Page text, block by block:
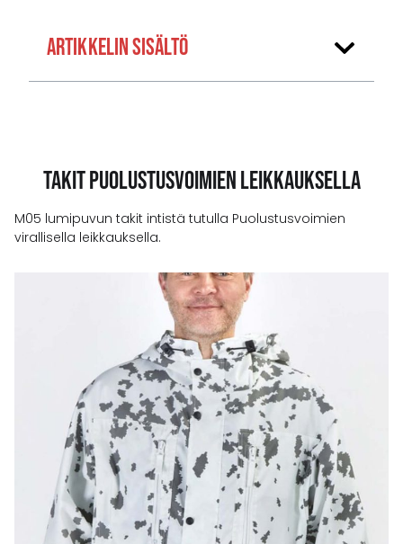
Artikkelin Sisältö
Takit Puolustusvoimien leikkauksella
M05 lumipuvun takit intistä tutulla Puolustusvoimien
virallisella leikkauksella.